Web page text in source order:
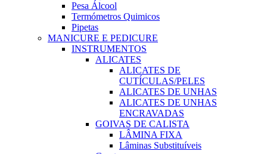
Pesa Álcool
Termómetros Quimicos
Pipetas
MANICURE E PEDICURE
INSTRUMENTOS
ALICATES
ALICATES DE
CUTÍCULAS/PELES
ALICATES DE UNHAS
ALICATES DE UNHAS
ENCRAVADAS
GOIVAS DE CALISTA
LÂMINA FIXA
Lâminas Substituíveis